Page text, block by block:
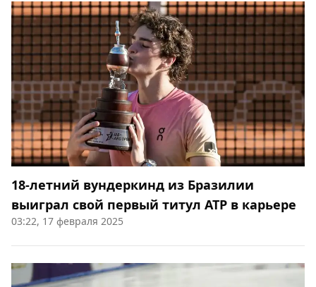
18-летний вундеркинд из Бразилии
выиграл свой первый титул АТР в карьере
03:22, 17 февраля 2025